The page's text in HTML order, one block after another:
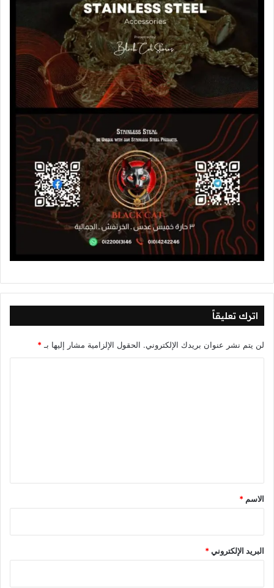
اترك تعليقاً
لن يتم نشر عنوان بريدك الإلكتروني. الحقول الإلزامية مشار إليها بـ *
*
الاسم *
البريد الإلكتروني*